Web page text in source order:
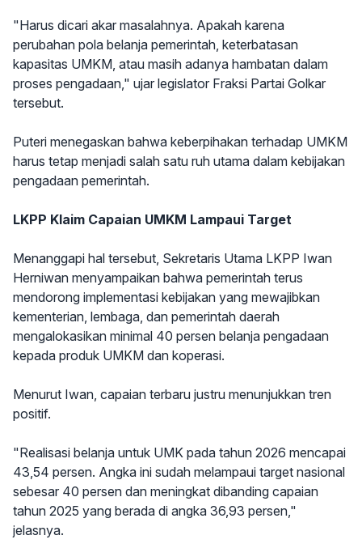
"Harus dicari akar masalahnya. Apakah karena
perubahan pola belanja pemerintah, keterbatasan
kapasitas UMKM, atau masih adanya hambatan dalam
proses pengadaan," ujar legislator Fraksi Partai Golkar
tersebut.
Puteri menegaskan bahwa keberpihakan terhadap UMKM
harus tetap menjadi salah satu ruh utama dalam kebijakan
pengadaan pemerintah.
LKPP Klaim Capaian UMKM Lampaui Target
Menanggapi hal tersebut, Sekretaris Utama LKPP Iwan
Herniwan menyampaikan bahwa pemerintah terus
mendorong implementasi kebijakan yang mewajibkan
kementerian, lembaga, dan pemerintah daerah
mengalokasikan minimal 40 persen belanja pengadaan
kepada produk UMKM dan koperasi.
Menurut Iwan, capaian terbaru justru menunjukkan tren
positif.
"Realisasi belanja untuk UMK pada tahun 2026 mencapai
43,54 persen. Angka ini sudah melampaui target nasional
sebesar 40 persen dan meningkat dibanding capaian
tahun 2025 yang berada di angka 36,93 persen,"
jelasnya.